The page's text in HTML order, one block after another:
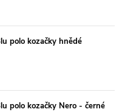
polo kozačky hnědé
polo kozačky Nero - černé